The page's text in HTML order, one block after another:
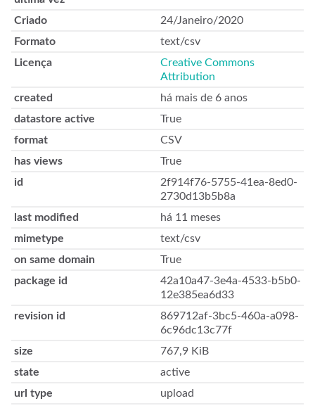
Criado
24/Janeiro/2020
Formato
text/csv
Licença
Creative Commons
Attribution
created
há mais de 6 anos
datastore active
True
format
CSV
has views
True
id
2f914f76-5755-41ea-8ed0-
2730d13b5b8a
last modified
há 11 meses
mimetype
text/csv
on same domain
True
package id
42a10a47-3e4a-4533-b5b0-
12e385ea6d33
revision id
869712af-3bc5-460a-a098-
6c96dc13c77f
size
767,9 KiB
state
active
url type
upload